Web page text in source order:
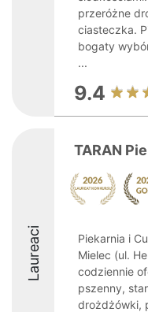
przeróżne
ciasteczka.
bogaty
...
9.4
Laureaci
TARAN
Piekarnia i
Mielec (ul.
codziennie
pszenny,
drożdżówki,